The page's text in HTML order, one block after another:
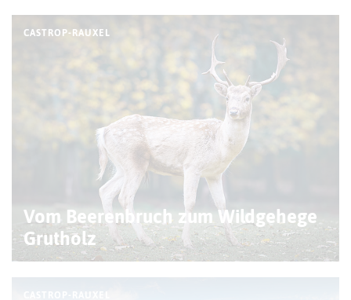
CASTROP-RAUXEL
Vom Beerenbruch zum Wildgehege
Grutholz